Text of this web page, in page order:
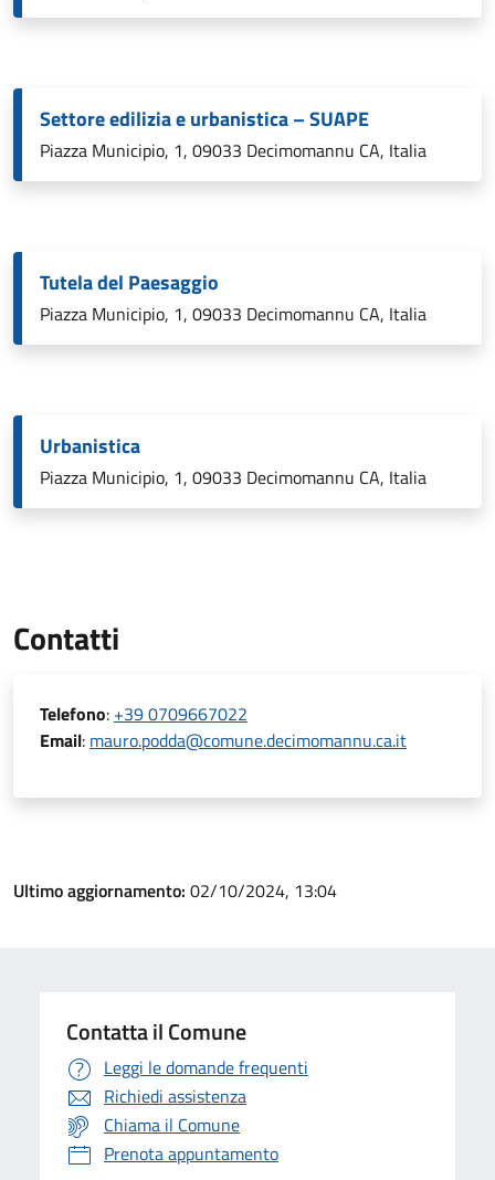
Settore edilizia e urbanistica – SUAPE
Piazza Municipio, 1, 09033 Decimomannu CA, Italia
Tutela del Paesaggio
Piazza Municipio, 1, 09033 Decimomannu CA, Italia
Urbanistica
Piazza Municipio, 1, 09033 Decimomannu CA, Italia
Contatti
Telefono: +39 0709667022
Email: mauro.podda@comune.decimomannu.ca.it
Ultimo aggiornamento: 02/10/2024, 13:04
Contatta il Comune
Leggi le domande frequenti
Richiedi assistenza
Chiama il Comune
Prenota appuntamento